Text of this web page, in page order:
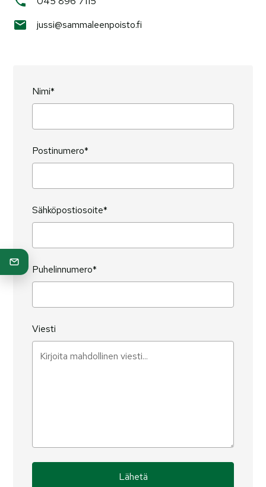
jussi@sammaleenpoisto.fi
Nimi*
Postinumero*
Sähköpostiosoite*
Puhelinnumero*
Viesti